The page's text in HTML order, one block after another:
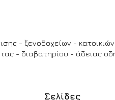
- ξενοδοχείων -
- διαβατηρίου - άδειας
Σελίδες